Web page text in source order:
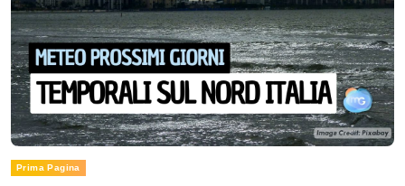
Prima Pagina